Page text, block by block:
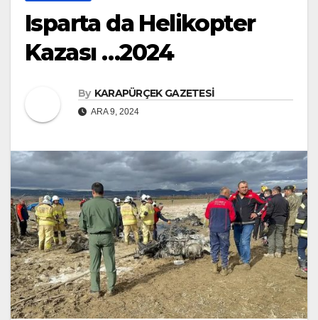
Isparta da Helikopter
Kazası …2024
By KARAPÜRÇEK GAZETESİ
ARA 9, 2024